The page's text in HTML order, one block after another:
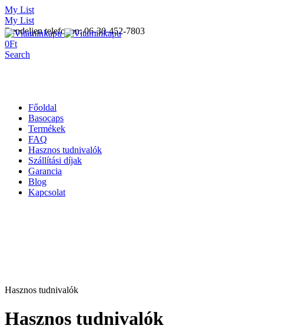
My List
My List
Rendeljen telefonon: 06-30-452-7803
0Ft
Search
Főoldal
Basocaps
Termékek
FAQ
Hasznos tudnivalók
Szállítási díjak
Garancia
Blog
Kapcsolat
Hasznos tudnivalók
Hasznos tudnivalók